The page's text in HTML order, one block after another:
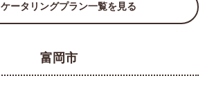
ケータリングプラン一覧を見る
富岡市